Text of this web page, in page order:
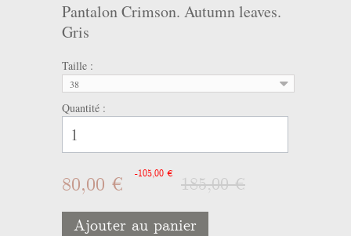
Pantalon Crimson. Autumn leaves.
Gris
Taille :
38
Quantité :
80,00 € -105,00 €
185,00 €
Ajouter au panier